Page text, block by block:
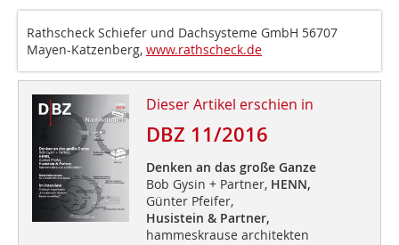
Rathscheck Schiefer und Dachsysteme GmbH 56707
Mayen-Katzenberg, www.rathscheck.de
Dieser Artikel erschien in
DBZ 11/2016
Denken an das große Ganze
Bob Gysin + Partner, HENN,
Günter Pfeifer,
Husistein & Partner,
hammeskrause architekten